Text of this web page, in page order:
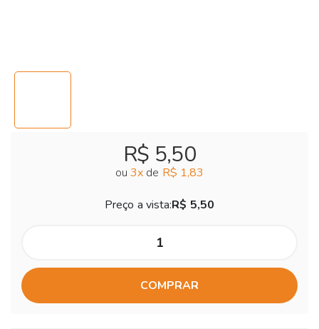
R$ 5,50
ou 3x de R$ 1,83
Preço a vista:R$ 5,50
COMPRAR